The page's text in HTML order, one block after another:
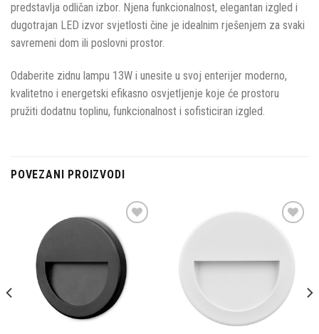
predstavlja odličan izbor. Njena funkcionalnost, elegantan izgled i
dugotrajan LED izvor svjetlosti čine je idealnim rješenjem za svaki
savremeni dom ili poslovni prostor.
Odaberite zidnu lampu 13W i unesite u svoj enterijer moderno,
kvalitetno i energetski efikasno osvjetljenje koje će prostoru
pružiti dodatnu toplinu, funkcionalnost i sofisticiran izgled.
POVEZANI PROIZVODI
Dodaj u
omiljene
omiljene